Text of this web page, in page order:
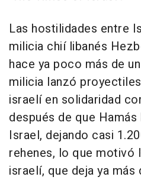
Las hostilidades entre
milicia chií libanés
hace ya poco más de
milicia lanzó
israelí en solidaridad
después de que
Israel, dejando casi
rehenes, lo que motivó
israelí, que deja ya